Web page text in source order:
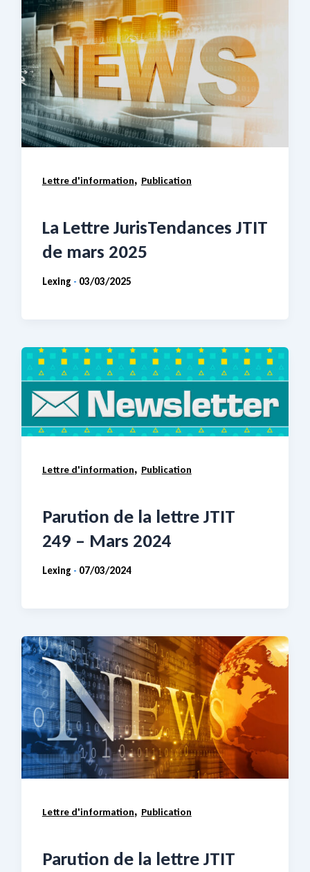
Lettre d'information, Publication
La Lettre JurisTendances JTIT
de mars 2025
Lexing - 03/03/2025
Lettre d'information, Publication
Parution de la lettre JTIT
249 – Mars 2024
Lexing - 07/03/2024
Lettre d'information, Publication
Parution de la lettre JTIT